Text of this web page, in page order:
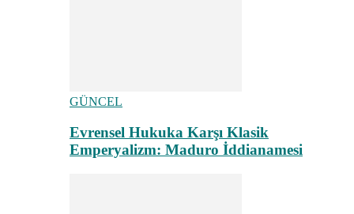
GÜNCEL
Evrensel Hukuka Karşı Klasik
Emperyalizm: Maduro İddianamesi